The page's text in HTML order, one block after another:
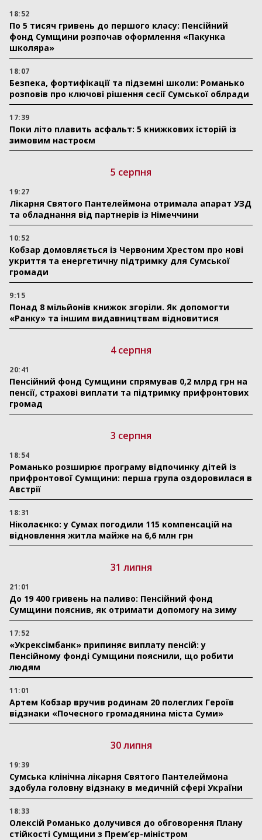
18:52
По 5 тисяч гривень до першого класу: Пенсійний
фонд Сумщини розпочав оформлення «Пакунка
школяра»
18:07
Безпека, фортифікації та підземні школи: Романько
розповів про ключові рішення сесії Сумської облради
17:39
Поки літо плавить асфальт: 5 книжкових історій із
зимовим настроєм
5 серпня
19:27
Лікарня Святого Пантелеймона отримала апарат УЗД
та обладнання від партнерів із Німеччини
10:52
Кобзар домовляється із Червоним Хрестом про нові
укриття та енергетичну підтримку для Сумської
громади
9:15
Понад 8 мільйонів книжок згоріли. Як допомогти
«Ранку» та іншим видавництвам відновитися
4 серпня
20:41
Пенсійний фонд Сумщини спрямував 0,2 млрд грн на
пенсії, страхові виплати та підтримку прифронтових
громад
3 серпня
18:54
Романько розширює програму відпочинку дітей із
прифронтової Сумщини: перша група оздоровилася в
Австрії
18:31
Ніколаєнко: у Сумах погодили 115 компенсацій на
відновлення житла майже на 6,6 млн грн
31 липня
21:01
До 19 400 гривень на паливо: Пенсійний фонд
Сумщини пояснив, як отримати допомогу на зиму
17:52
«Укрексімбанк» припиняє виплату пенсій: у
Пенсійному фонді Сумщини пояснили, що робити
людям
11:01
Артем Кобзар вручив родинам 20 полеглих Героїв
відзнаки «Почесного громадянина міста Суми»
30 липня
19:39
Сумська клінічна лікарня Святого Пантелеймона
здобула головну відзнаку в медичній сфері України
18:33
Олексій Романько долучився до обговорення Плану
стійкості Сумщини з Прем’єр-міністром